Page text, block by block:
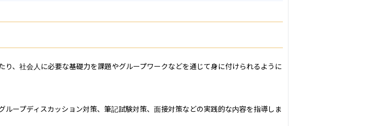
、社会人に必要な基礎力を課題やグループワークなどを通じて身に付けられるように
ープディスカッション対策、筆記試験対策、面接対策などの実践的な内容を指導しま